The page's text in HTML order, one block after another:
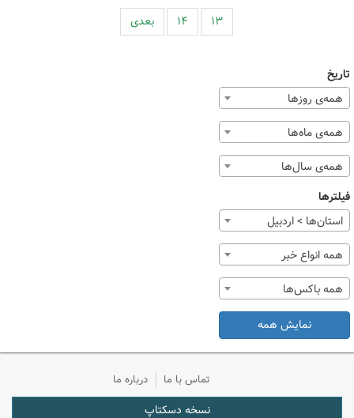
۱۳ ۱۴ بعدی
تاریخ
همه‌ی روزها
همه‌ی ماه‌ها
همه‌ی سال‌ها
فیلترها
استان‌ها > اردبیل
همه انواع خبر
همه باکس‌ها
نمایش همه
تماس با ما درباره ما
نسخه دسکتاپ